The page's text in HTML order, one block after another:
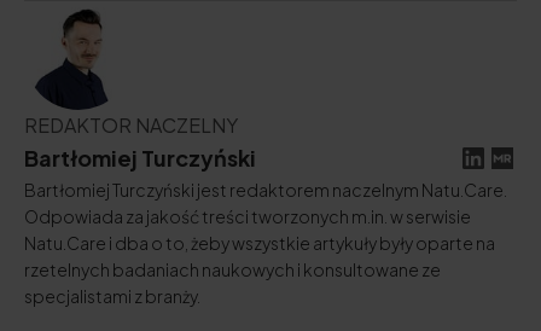
REDAKTOR NACZELNY
Bartłomiej Turczyński
Bartłomiej Turczyński jest redaktorem naczelnym Natu.Care.
Odpowiada za jakość treści tworzonych m.in. w serwisie
Natu.Care i dba o to, żeby wszystkie artykuły były oparte na
rzetelnych badaniach naukowych i konsultowane ze
specjalistami z branży.